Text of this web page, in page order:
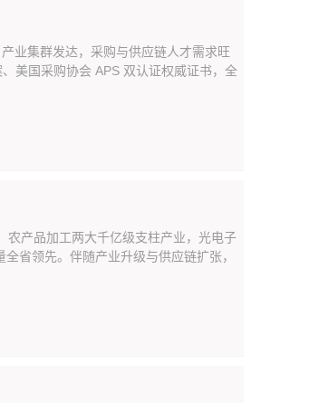
业集群发达，采购与供应链人才需求旺
美国采购协会 APS 双认证权威证书，全
农产品加工两大千亿级支柱产业，光电子
省领先。伴随产业升级与供应链扩张，